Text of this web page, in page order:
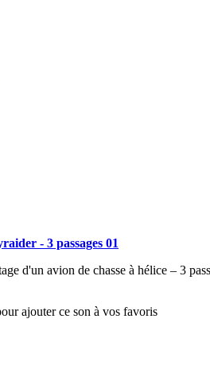
- 3 passages 01
d'un avion de chasse à hélice – 3